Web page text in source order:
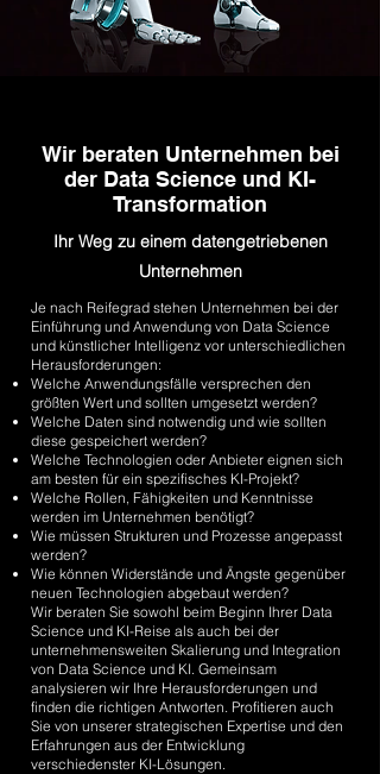
Wir beraten Unternehmen bei
der Data Science und KI-
Transformation
Ihr Weg zu einem datengetriebenen
Unternehmen
Je nach Reifegrad stehen Unternehmen bei der
Einführung und Anwendung von Data Science
und künstlicher Intelligenz vor unterschiedlichen
Herausforderungen:
Welche Anwendungsfälle versprechen den
größten Wert und sollten umgesetzt werden?
Welche Daten sind notwendig und wie sollten
diese gespeichert werden?
Welche Technologien oder Anbieter eignen sich
am besten für ein spezifisches KI-Projekt?
Welche Rollen, Fähigkeiten und Kenntnisse
werden im Unternehmen benötigt?
Wie müssen Strukturen und Prozesse angepasst
werden?
Wie können Widerstände und Ängste gegenüber
neuen Technologien abgebaut werden?
Wir beraten Sie sowohl beim Beginn Ihrer Data
Science und KI-Reise als auch bei der
unternehmensweiten Skalierung und Integration
von Data Science und KI. Gemeinsam
analysieren wir Ihre Herausforderungen und
finden die richtigen Antworten. Profitieren auch
Sie von unserer strategischen Expertise und den
Erfahrungen aus der Entwicklung
verschiedenster KI-Lösungen.